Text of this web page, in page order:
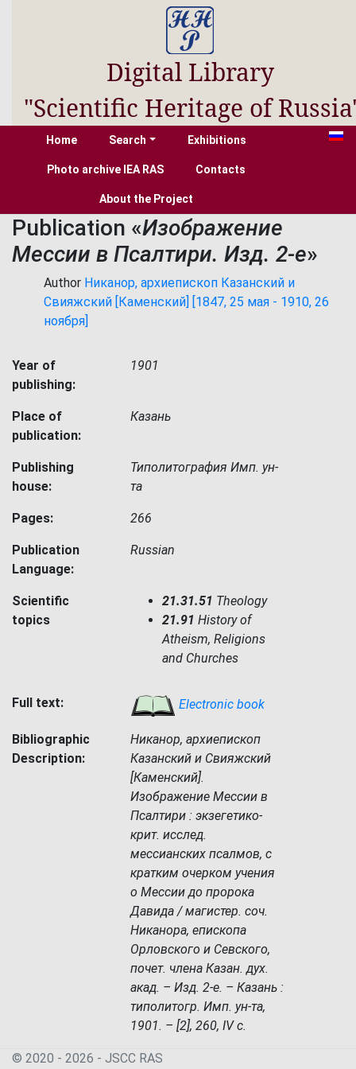
Digital Library
"Scientific Heritage of
Home Search Exhibitions
Photo archive IEA RAS Contacts
About the Project
Publication «Изображение
Мессии в Псалтири. Изд. 2-е»
Author Никанор, архиепископ Казанский и
Свияжский [Каменский] [1847, 25 мая - 1910, 26
ноября]
Year of
publishing:
1901
Place of
publication:
Казань
Publishing
house:
Типолитография Имп. ун-
та
Pages: 266
Publication
Language:
Russian
Scientific
topics
21.31.51 Theology
21.91 History of
Atheism, Religions
and Churches
Full text: Electronic book
Bibliographic
Description:
Никанор, архиепископ
Казанский и Свияжский
[Каменский].
Изображение Мессии в
Псалтири : экзегетико-
крит. исслед.
мессианских псалмов, с
кратким очерком учения
о Мессии до пророка
Давида / магистер. соч.
Никанора, епископа
Орловского и Севского,
почет. члена Казан. дух.
акад. – Изд. 2-е. – Казань :
типолитогр. Имп. ун-та,
1901. – [2], 260, IV с.
© 2020 - 2026 - JSСC RAS